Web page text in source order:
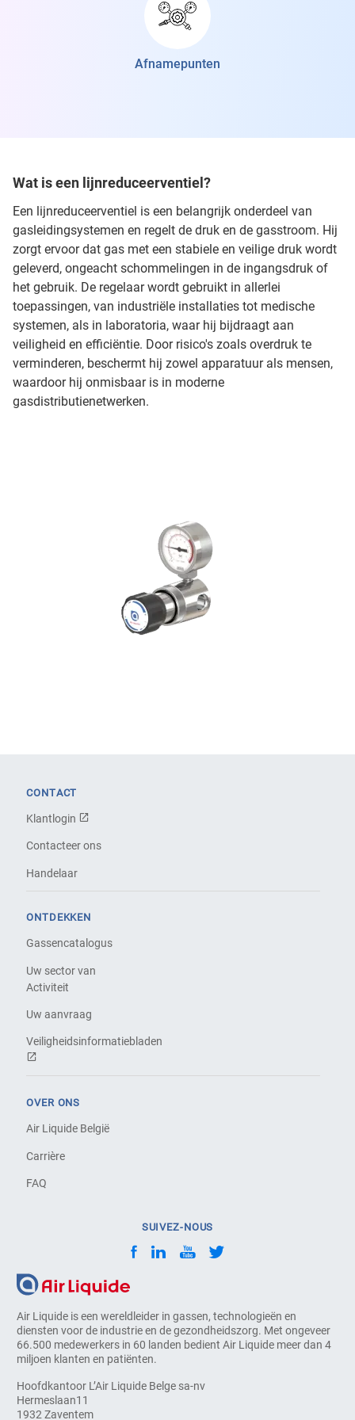
Afnamepunten
Wat is een lijnreduceerventiel?
Een lijnreduceerventiel is een belangrijk onderdeel van
gasleidingsystemen en regelt de druk en de gasstroom. Hij
zorgt ervoor dat gas met een stabiele en veilige druk wordt
geleverd, ongeacht schommelingen in de ingangsdruk of
het gebruik. De regelaar wordt gebruikt in allerlei
toepassingen, van industriële installaties tot medische
systemen, als in laboratoria, waar hij bijdraagt ​​aan
veiligheid en efficiëntie. Door risico's zoals overdruk te
verminderen, beschermt hij zowel apparatuur als mensen,
waardoor hij onmisbaar is in moderne
gasdistributienetwerken.
Air Liquide is een wereldleider in gassen, technologieën en
diensten voor de industrie en de gezondheidszorg. Met ongeveer
66.500 medewerkers in 60 landen bedient Air Liquide meer dan 4
miljoen klanten en patiënten.
Hoofdkantoor L’Air Liquide Belge sa-nv
Hermeslaan11
1932 Zaventem
CONTACT
Klantlogin
Contacteer ons
Handelaar
ONTDEKKEN
Gassencatalogus
Uw sector van
Activiteit
Uw aanvraag
Veiligheidsinformatiebladen
OVER ONS
Air Liquide België
Carrière
FAQ
SUIVEZ-NOUS